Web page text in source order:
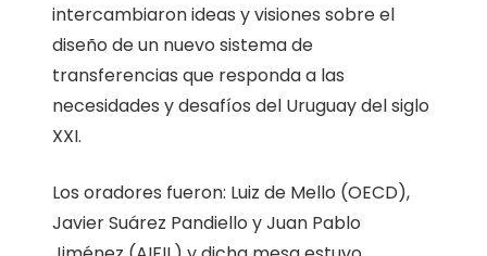
intercambiaron ideas y visiones sobre el
diseño de un nuevo sistema de
transferencias que responda a las
necesidades y desafíos del Uruguay del siglo
XXI.
Los oradores fueron: Luiz de Mello (OECD),
Javier Suárez Pandiello y Juan Pablo